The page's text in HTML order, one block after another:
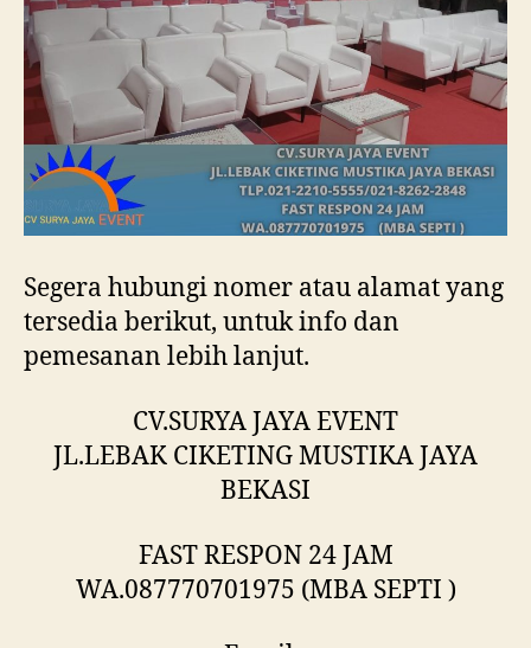
Segera hubungi nomer atau alamat yang
tersedia berikut, untuk info dan
pemesanan lebih lanjut.
CV.SURYA JAYA EVENT
JL.LEBAK CIKETING MUSTIKA JAYA
BEKASI
FAST RESPON 24 JAM
WA.087770701975 (MBA SEPTI )